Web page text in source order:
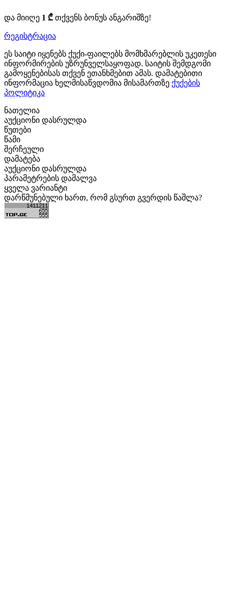
და მიიღე 1 ₾ თქვენს ბონუს ანგარიშზე!
რეგისტრაცია
ეს საიტი იყენებს ქუქი-ფაილებს მომხმარებლის უკეთესი
ინფორმირების უზრუნველსაყოფად. საიტის შემდგომი
გამოყენებისას თქვენ ეთანხმებით ამას. დამატებითი
ინფორმაცია ხელმისაწვდომია მისამართზე ქუქების
პოლიტიკა
ნათელია
აუქციონი დასრულდა
წუთები
წამი
შერჩეული
დამატება
აუქციონი დასრულდა
პარამეტრების დამალვა
ყველა ვარიანტი
დარწმუნებული ხართ, რომ გსურთ გვერდის წაშლა?